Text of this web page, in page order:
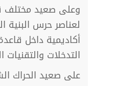
وعلى صعيد مختلف
أكاديمية داخل
التدخلات
على صعيد الحراك